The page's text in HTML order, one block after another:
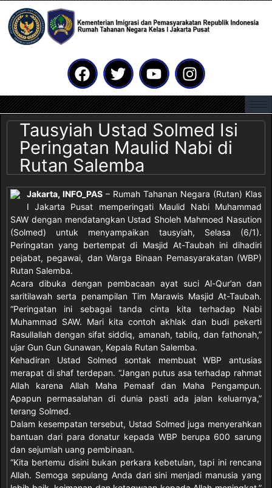
Tausyiah Ustad Solmed Isi
Peringatan Maulid Nabi di
Rutan Salemba
Jakarta, INFO_PAS – Rumah Tahanan Negara (Rutan) Klas
I Jakarta Pusat memperingati Maulid Nabi Muhammad
SAW dengan mendatangkan Ustad Sholeh Mahmoed Nasution
(Solmed) untuk menyampaikan tausyiah, Selasa (6/1).
Peringatan yang bertempat di Masjid At-Taubah ini dihadiri
pejabat, pegawai, dan Warga Binaan Pemasyarakatan (WBP)
Rutan Salemba.
Acara dibuka dengan pembacaan ayat suci Al-Qur’an dan
saritilawah serta penampilan Tim Marawis Masjid At-Taubah.
“Peringatan ini sebagai tanda cinta kita terhadap Nabi
Muhammad SAW. Mari kita contoh akhlak dan budi pekerti
Rasullallah dengan sifat siddiq, amanah, tabliq, dan fathonah,”
ujar Gun Gun Gunawan, Kepala Rutan Salemba.
Kehadiran Ustad Solmed sontak membuat WBP antusias
merapat di shaf terdepan. “Jangan putus asa terhadap rahmat
Allah karena Allah Maha Pemaaf dan Maha Pengampun.
Apapun permasalahan di dunia pasti ada jalan keluarnya,”
terang Solmed.
Dalam kesempatan tersebut, Ustad Solmed juga menyerahkan
bantuan dari para donatur kepada WBP berupa 600 sarung
dan sejumlah uang pembinaan.
“Kita bertemu disini bukan perkara kebetulan, tapi ini rencana
Allah. Semoga sepulang Anda dari sini menjadi manusia yang